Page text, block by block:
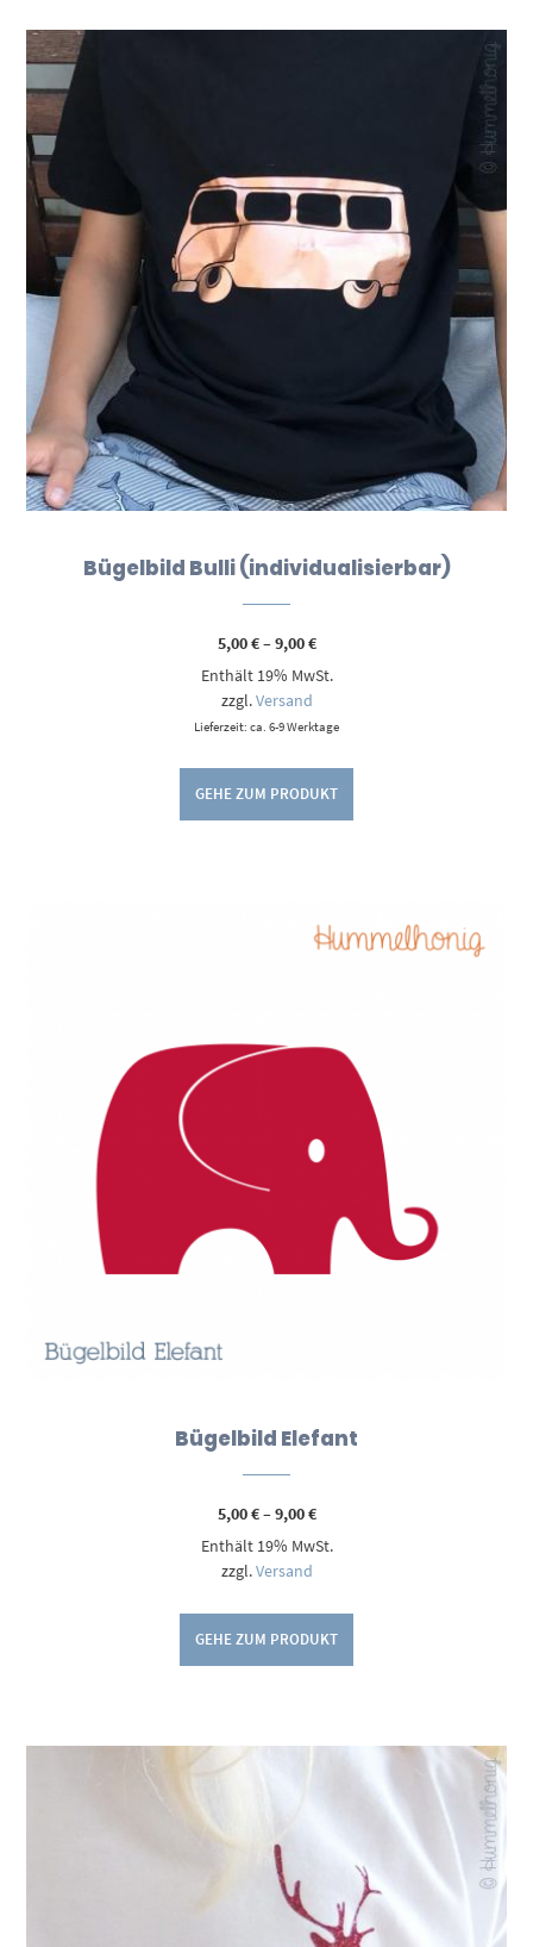
Bügelbild Bulli (individualisierbar)
5,00€–9,00€Preisspanne:
bis
Enthält 19% MwSt.
zzgl.Versand
Lieferzeit: ca. 6-9 Werktage
GEHE ZUM PRODUKT
Bügelbild Elefant
5,00€–9,00€Preisspanne:
bis
Enthält 19% MwSt.
zzgl.Versand
GEHE ZUM PRODUKT